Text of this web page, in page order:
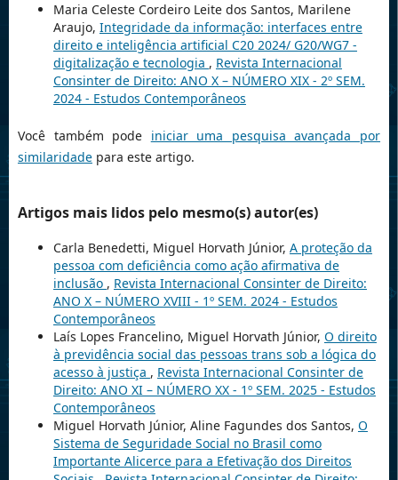
Maria Celeste Cordeiro Leite dos Santos, Marilene
Araujo, Integridade da informação: interfaces entre
direito e inteligência artificial C20 2024/ G20/WG7 -
digitalização e tecnologia , Revista Internacional
Consinter de Direito: ANO X – NÚMERO XIX - 2º SEM.
2024 - Estudos Contemporâneos
Você também pode iniciar uma pesquisa avançada por
similaridadepara este artigo.
Artigos mais lidos pelo mesmo(s) autor(es)
Carla Benedetti, Miguel Horvath Júnior, A proteção da
pessoa com deficiência como ação afirmativa de
inclusão , Revista Internacional Consinter de Direito:
ANO X – NÚMERO XVIII - 1º SEM. 2024 - Estudos
Contemporâneos
Laís Lopes Francelino, Miguel Horvath Júnior, O direito
à previdência social das pessoas trans sob a lógica do
acesso à justiça , Revista Internacional Consinter de
Direito: ANO XI – NÚMERO XX - 1º SEM. 2025 - Estudos
Contemporâneos
Miguel Horvath Júnior, Aline Fagundes dos Santos, O
Sistema de Seguridade Social no Brasil como
Importante Alicerce para a Efetivação dos Direitos